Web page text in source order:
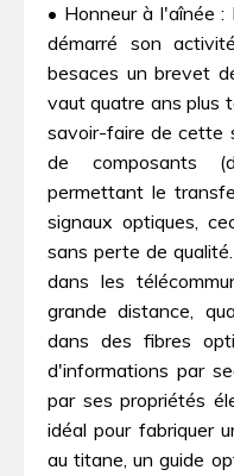
• Honneur à l'aînée :
démarré son
besaces un brevet
vaut quatre ans plus
savoir-faire de cette
de composants
permettant le
signaux optiques,
sans perte de
dans les
grande distance,
dans des fibres
d'informations par
par ses propriétés
idéal pour fabriquer
au titane, un guide